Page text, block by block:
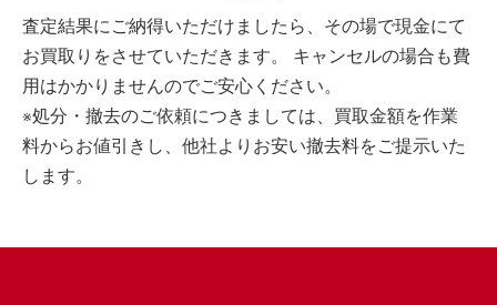
査定結果にご納得いただけましたら、その場で現金にて
お買取りをさせていただきます。 キャンセルの場合も費
用はかかりませんのでご安心ください。
※処分・撤去のご依頼につきましては、買取金額を作業
料からお値引きし、他社よりお安い撤去料をご提示いた
します。